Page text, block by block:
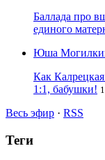
Баллада про
единого
Юша
Как
1:1, бабушки!
Весь эфир · RSS
Теги